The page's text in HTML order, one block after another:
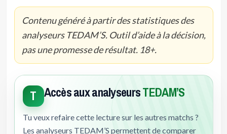
Contenu généré à partir des statistiques des
analyseurs TEDAM’S. Outil d’aide à la décision,
pas une promesse de résultat. 18+.
T Accès aux analyseursTEDAM’S
Tu veux refaire cette lecture sur les autres matchs ?
Les analyseurs TEDAM’S permettent de comparer